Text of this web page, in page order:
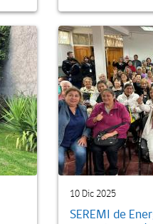
10 Dic 2025
SEREMI de